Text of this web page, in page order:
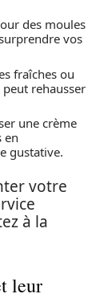
des moules
vos
fraîches ou
rehausser
une crème
en
gustative.
votre
à la
leur